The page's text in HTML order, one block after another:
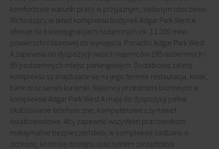
komfortowe warunki pracy w przyjaznym, zielonym otoczeniu.
Wchodzący w skład kompleksu budynek Adgar Park West A
oferuje na 6 kondygnacjach naziemnych ok. 11 200 mkw.
powierzchni biurowej do wynajęcia. Ponadto Adgar Park West
A zapewnia do dyspozycji swoich najemców 195 naziemnych i
95 podziemnych miejsc parkingowych. Dodatkową zaletą
kompleksu są znajdujące się na jego terenie restauracja, kiosk,
bank oraz serwis kurierski. Najemcy przestrzeni biurowych w
kompleksie Adgar Park West A mają do dyspozycji pełne
okablowanie telefoniczne, komputerowe czy nawet
światłowodowe. Aby zapewnić wszystkim pracownikom
maksymalne bezpieczeństwo, w kompleksie zadbano o
ochronę, kontrolę dostępu oraz system zarządzania